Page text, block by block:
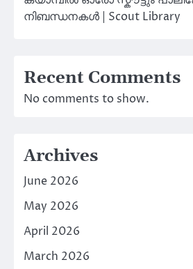
നിബന്ധനകൾ | Scout Library
Recent Comments
No comments to show.
Archives
June 2026
May 2026
April 2026
March 2026